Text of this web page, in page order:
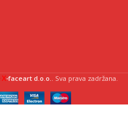
X-faceart d.o.o.. Sva prava zadržana.